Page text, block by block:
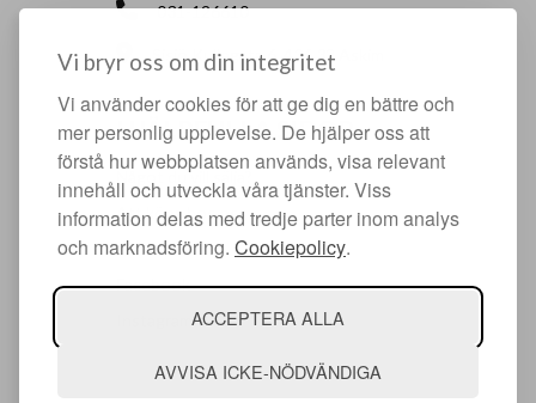
Vi bryr oss om din integritet
Vi använder cookies för att ge dig en bättre och
mer personlig upplevelse. De hjälper oss att
förstå hur webbplatsen används, visa relevant
innehåll och utveckla våra tjänster. Viss
information delas med tredje parter inom analys
och marknadsföring. Cookiepolicy.
ACCEPTERA ALLA
AVVISA ICKE-NÖDVÄNDIGA
031-126610
Sisjö Kullegata 6, 436 32 Askim
HJÄLPFULLA SIDOR
Något du vill sälja?
Att köpa hos oss
Om oss
Facebook
Instagram